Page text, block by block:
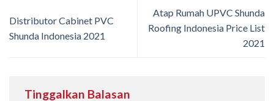
Distributor Cabinet PVC
Shunda Indonesia 2021
Atap Rumah UPVC Shunda
Roofing Indonesia Price List
2021
Tinggalkan Balasan